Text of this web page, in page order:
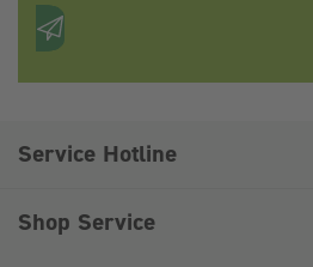
Anti-Roboter-Verifizierung
Service Hotline
Shop Service